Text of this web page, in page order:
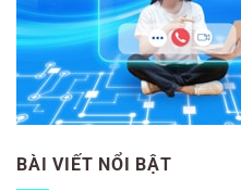
BÀI VIẾT NỔI BẬT